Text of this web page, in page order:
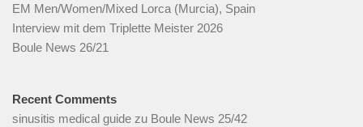
EM Men/Women/Mixed Lorca (Murcia), Spain
Interview mit dem Triplette Meister 2026
Boule News 26/21
Recent Comments
sinusitis medical guide zu Boule News 25/42